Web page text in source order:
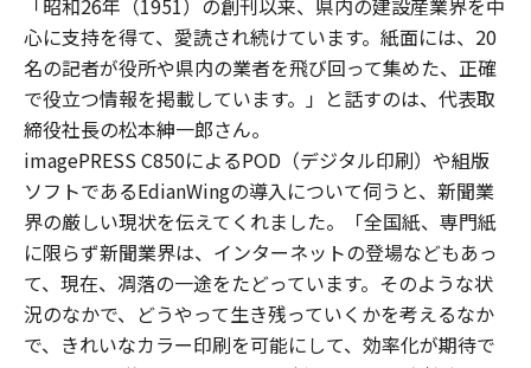
心に支持を得て、愛読され続けています。紙面には、20
名の記者が役所や県内の業者を飛び回って集めた、正確
で役立つ情報を掲載しています。」と話すのは、代表取
締役社長の松本紳一郎さん。
imagePRESS C850によるPOD（デジタル印刷）や組版
ソフトであるEdianWingの導入について伺うと、新聞業
界の厳しい現状を伝えてくれました。「全国紙、専門紙
に限らず新聞業界は、インターネットの登場などもあっ
て、現在、凋落の一途をたどっています。そのような状
況のなかで、どうやって生き残っていくかを考えるなか
で、きれいなカラー印刷を可能にして、効率化が期待で